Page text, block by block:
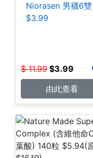
Niorasen 男襪6雙
$3.99
$ 11.99 $3.99
由此查看